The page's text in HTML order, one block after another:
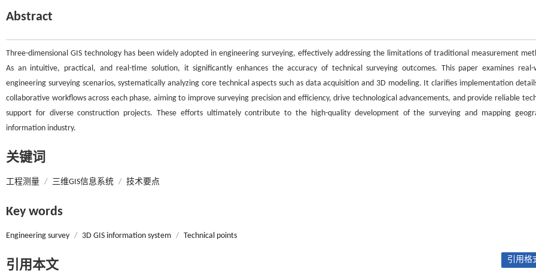
Abstract
Three-dimensional GIS technology has been widely adopted in engineering surveying, effectively addressing the limitations of traditional measurement
As an intuitive, practical, and real-time solution, it significantly enhances the accuracy of technical surveying outcomes. This paper examines real-
engineering surveying scenarios, systematically analyzing core technical aspects such as data acquisition and 3D modeling. It clarifies implementation
collaborative workflows across each phase, aiming to improve surveying precision and efficiency, drive technological advancements, and provide reliable
support for diverse construction projects. These efforts ultimately contribute to the high-quality development of the surveying and mapping
information industry.
关键词
工程测量 / 三维GIS信息系统 / 技术要点
Key words
Engineering survey / 3D GIS information system / Technical points
引用本文 引用格